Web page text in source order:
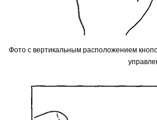
Фото с вертикальным расположением